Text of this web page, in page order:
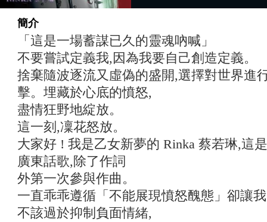
簡介
「這是一場蓄謀已久的靈魂吶喊」
不要嘗試定義我,因為我要自己創造定義。
捨棄隨波逐流又虛偽的盛開,選擇對世界進
擊。埋藏於心底的憤怒,
盡情狂野地綻放。
這一刻,凜花怒放。
大家好 ! 我是乙女新夢的 Rinka 蔡若琳,這
廣東話歌,除了作詞
外第一次參與作曲。
一直乖乖遵循「不能展現憤怒醜態」卻讓
不該過於抑制負面情緒,